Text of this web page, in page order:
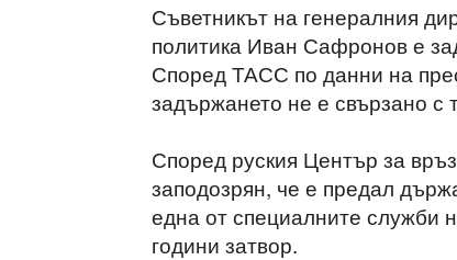
Съветникът на генералния
политика Иван Сафронов е
Според ТАСС по данни на
задържането не е свързано с
Според руския Център за
заподозрян, че е предал
една от специалните
години затвор.